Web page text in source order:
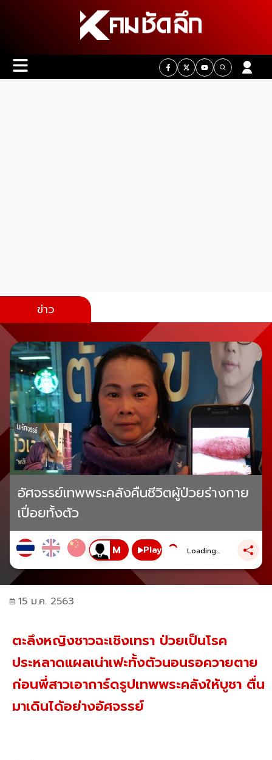
ข่าว
อัศจรรย์เทพพระคลังคืนชีวิตผู้ป่วยร่างกาย
เปื่อยทั้งตัว
Play Loading...
15 ม.ค. 2563
ตะลึงหญิงชาวฉะเชิงเทรา ป่วยเป็นโรค
ประหลาดแผลเน่าเฟะทั้งตัวนอนรอควายตาย
ก่อนพี่สาวเอาการ์ดรูปเทพพระคลังให้บูชา ตื่น
มาเดินได้อย่างอัศจรรย์